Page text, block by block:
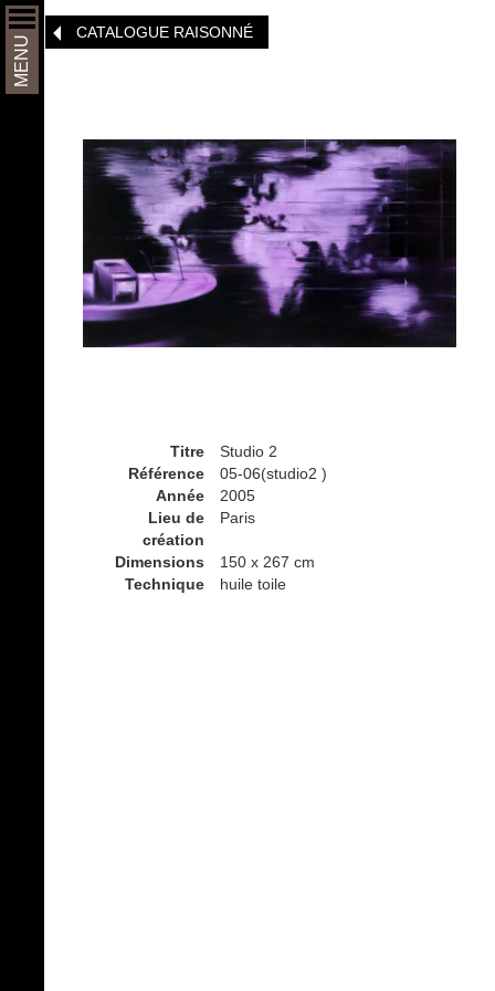
Aller
au
contenu
principal
MENU
CATALOGUE RAISONNÉ
Titre
Studio 2
Référence
05-06(studio2 )
Année
2005
Lieu de
création
Paris
Dimensions
150 x 267 cm
Technique
huile toile